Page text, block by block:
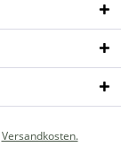
Versandkosten.